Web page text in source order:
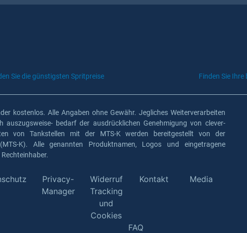
Sie die günstigsten Spritpreise Finden Sie
kostenlos. Alle Angaben ohne Gewähr. Jegliches Weiterverarbeiten
auszugsweise- bedarf der ausdrücklichen Genehmigung von clever-
von Tankstellen mit der MTS-K werden bereitgestellt von der
K). Alle genannten Produktnamen, Logos und eingetragene
Privacy-
Manager
Widerruf
Tracking
und
Cookies
Kontakt Media
FAQ